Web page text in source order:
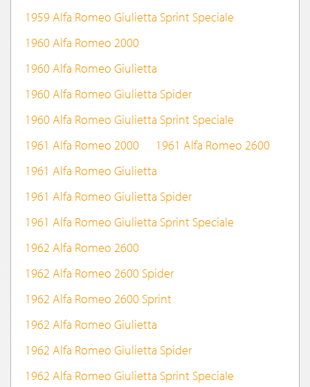
1959 Alfa Romeo Giulietta Sprint Speciale
1960 Alfa Romeo 2000
1960 Alfa Romeo Giulietta
1960 Alfa Romeo Giulietta Spider
1960 Alfa Romeo Giulietta Sprint Speciale
1961 Alfa Romeo 2000
1961 Alfa Romeo 2600
1961 Alfa Romeo Giulietta
1961 Alfa Romeo Giulietta Spider
1961 Alfa Romeo Giulietta Sprint Speciale
1962 Alfa Romeo 2600
1962 Alfa Romeo 2600 Spider
1962 Alfa Romeo 2600 Sprint
1962 Alfa Romeo Giulietta
1962 Alfa Romeo Giulietta Spider
1962 Alfa Romeo Giulietta Sprint Speciale